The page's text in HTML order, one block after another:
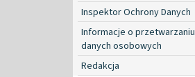
Inspektor Ochrony Danych
Informacje o przetwarzaniu
danych osobowych
Redakcja